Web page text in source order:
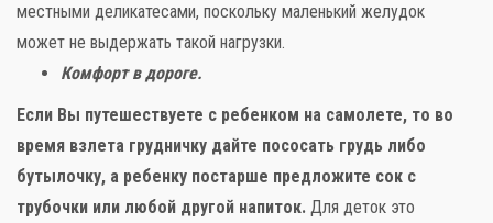
местными деликатесами, поскольку маленький желудок
может не выдержать такой нагрузки.
Комфорт в дороге.
Если Вы путешествуете с ребенком на самолете, то во
время взлета грудничку дайте пососать грудь либо
бутылочку, а ребенку постарше предложите сок с
трубочки или любой другой напиток. Для деток это